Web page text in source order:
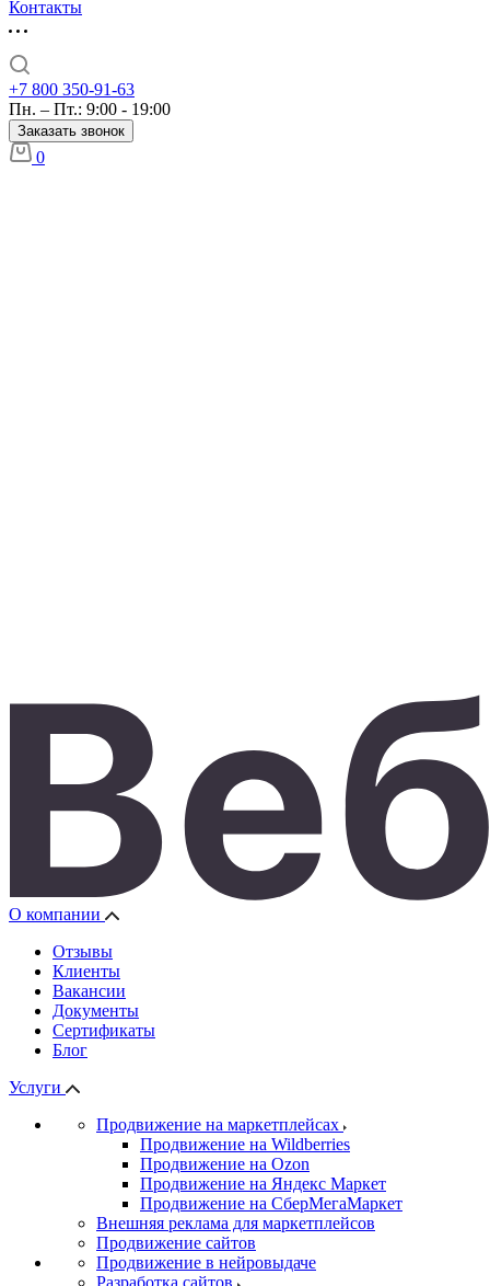
Контакты
+7 800 350-91-63
Пн. – Пт.: 9:00 - 19:00
Заказать звонок
0
О компании
Отзывы
Клиенты
Вакансии
Документы
Сертификаты
Блог
Услуги
Продвижение на маркетплейсах
Продвижение на Wildberries
Продвижение на Ozon
Продвижение на Яндекс Маркет
Продвижение на СберМегаМаркет
Внешняя реклама для маркетплейсов
Продвижение сайтов
Продвижение в нейровыдаче
Разработка сайтов